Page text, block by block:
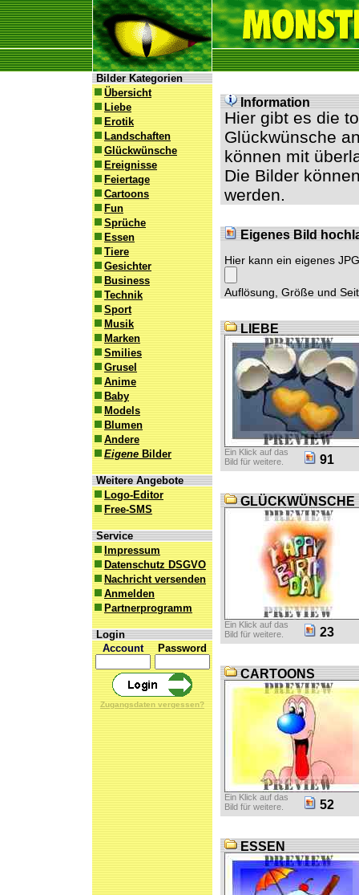
Bilder Kategorien
Übersicht
Liebe
Erotik
Landschaften
Glückwünsche
Ereignisse
Feiertage
Cartoons
Fun
Sprüche
Essen
Tiere
Gesichter
Business
Technik
Sport
Musik
Marken
Smilies
Grusel
Anime
Baby
Models
Blumen
Andere
Eigene Bilder
Weitere Angebote
Logo-Editor
Free-SMS
Service
Impressum
Datenschutz DSGVO
Nachricht versenden
Anmelden
Partnerprogramm
Login
Account
Password
Zugangsdaten vergessen?
Information
Hier gibt es die
Glückwünsche
können mit
Die Bilder
werden.
Eigenes Bild
Hier kann ein eigenes
Auflösung, Größe und
LIEBE
Ein Klick auf das
Bild für weitere.
91
GLÜCKWÜNSCHE
Ein Klick auf das
Bild für weitere.
23
CARTOONS
Ein Klick auf das
Bild für weitere.
52
ESSEN